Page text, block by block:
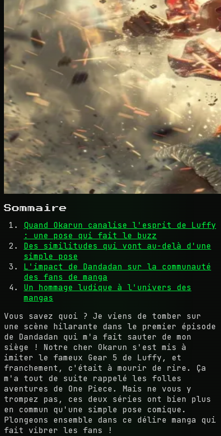
Sommaire
Quand Okarun canalise l'esprit de Luffy
: une pose qui fait le buzz
Des similitudes qui vont au-delà d'une
simple pose
L'impact de Dandadan sur la communauté
des fans de manga
Un hommage ludique à l'univers des
mangas
Vous savez quoi ? Je viens de tomber sur
une scène hilarante dans le premier épisode
de Dandadan qui m'a fait sauter de mon
siège ! Notre cher Okarun s'est mis à
imiter le fameux Gear 5 de Luffy, et
franchement, c'était à mourir de rire. Ça
m'a tout de suite rappelé les folles
aventures de One Piece. Mais ne vous y
trompez pas, ces deux séries ont bien plus
en commun qu'une simple pose comique.
Plongeons ensemble dans ce délire manga qui
fait vibrer les fans !